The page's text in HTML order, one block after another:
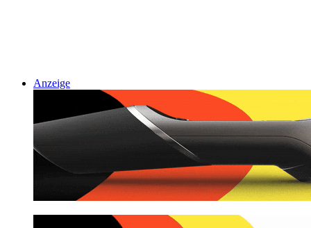
Anzeige